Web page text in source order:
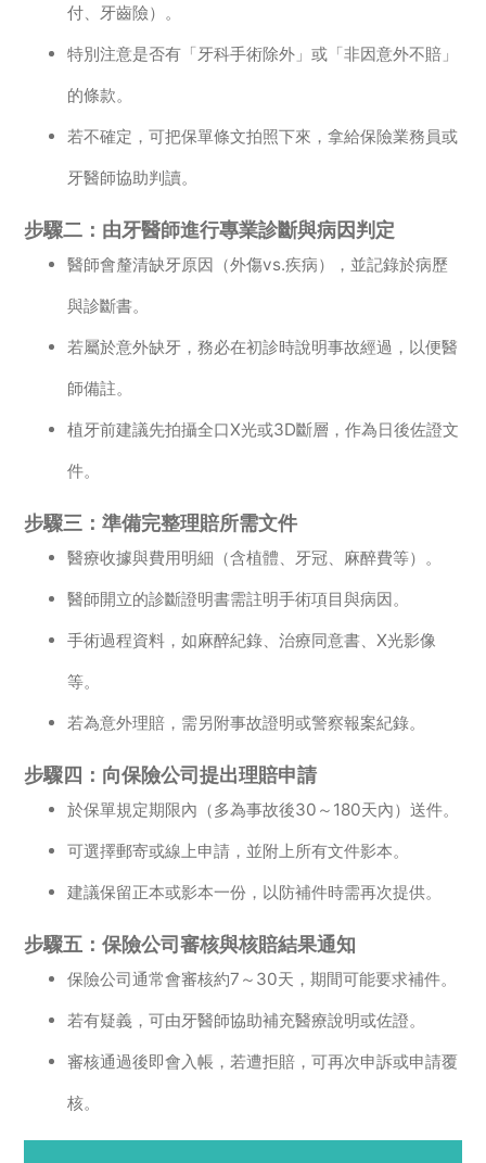
付、牙齒險）。
特別注意是否有「牙科手術除外」或「非因意外不賠」
的條款。
若不確定，可把保單條文拍照下來，拿給保險業務員或
牙醫師協助判讀。
步驟二：由牙醫師進行專業診斷與病因判定
醫師會釐清缺牙原因（外傷vs.疾病），並記錄於病歷
與診斷書。
若屬於意外缺牙，務必在初診時說明事故經過，以便醫
師備註。
植牙前建議先拍攝全口X光或3D斷層，作為日後佐證文
件。
步驟三：準備完整理賠所需文件
醫療收據與費用明細（含植體、牙冠、麻醉費等）。
醫師開立的診斷證明書需註明手術項目與病因。
手術過程資料，如麻醉紀錄、治療同意書、X光影像
等。
若為意外理賠，需另附事故證明或警察報案紀錄。
步驟四：向保險公司提出理賠申請
於保單規定期限內（多為事故後30～180天內）送件。
可選擇郵寄或線上申請，並附上所有文件影本。
建議保留正本或影本一份，以防補件時需再次提供。
步驟五：保險公司審核與核賠結果通知
保險公司通常會審核約7～30天，期間可能要求補件。
若有疑義，可由牙醫師協助補充醫療說明或佐證。
審核通過後即會入帳，若遭拒賠，可再次申訴或申請覆
核。